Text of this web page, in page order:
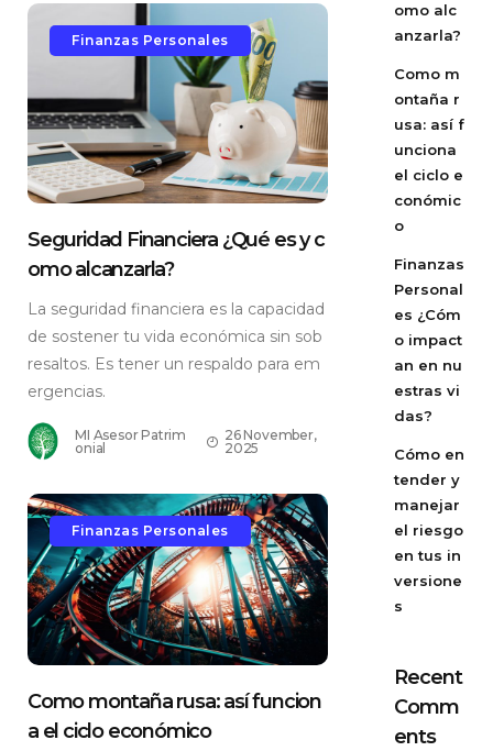
Finanzas Personales
Seguridad Financiera ¿Qué es y c
omo alcanzarla?
La seguridad financiera es la capacidad
de sostener tu vida económica sin sob
resaltos. Es tener un respaldo para em
ergencias.
MI Asesor Patrim
onial
26 November,
2025
Finanzas Personales
Como montaña rusa: así funcion
a el ciclo económico
omo alc
anzarla?
Como m
ontaña r
usa: así f
unciona
el ciclo e
conómic
o
Finanzas
Personal
es ¿Cóm
o impact
an en nu
estras vi
das?
Cómo en
tender y
manejar
el riesgo
en tus in
versione
s
Recent
Comm
ents